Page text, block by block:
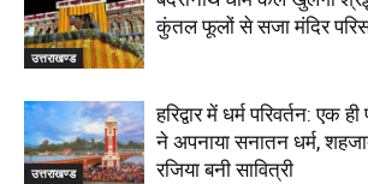
उत्तराखण्ड
कुंतल फूलों से सजा मंदिर
उत्तराखण्ड
हरिद्वार में धर्म परिवर्तन: एक
ने अपनाया सनातन धर्म,
रजिया बनी सावित्री